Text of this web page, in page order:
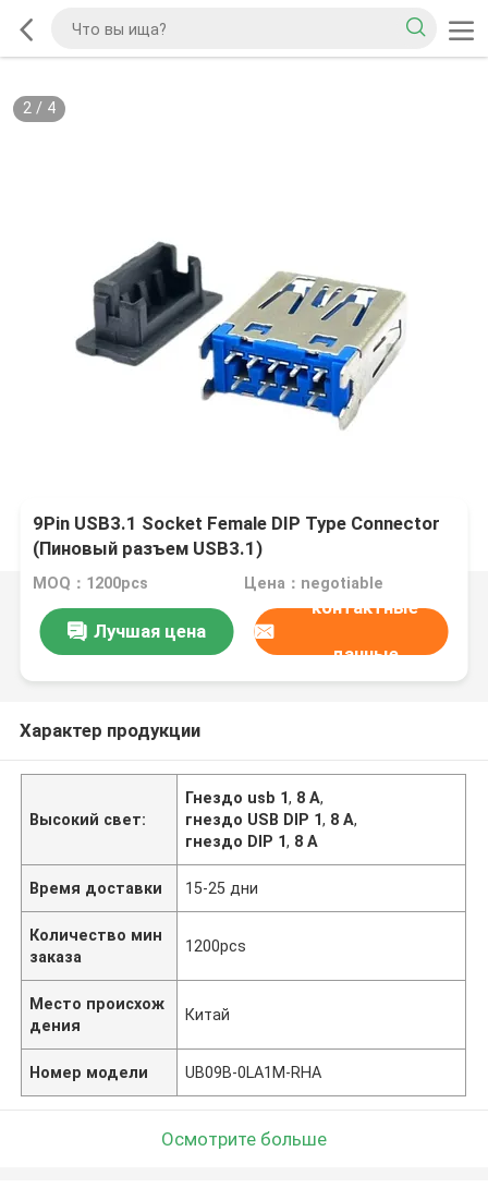
2/ 4
9Pin USB3.1 Socket Female DIP Type Connector
(Пиновый разъем USB3.1)
MOQ：1200pcs Цена：negotiable
Лучшая цена
контактные
данные
Характер продукции
Высокий свет:
Гнездо usb 1, 8 А,
гнездо USB DIP 1, 8 А,
гнездо DIP 1, 8 А
Время доставки 15-25 дни
Количество мин
заказа
1200pcs
Место происхож
дения
Китай
Номер модели UB09B-0LA1M-RHA
Осмотрите больше